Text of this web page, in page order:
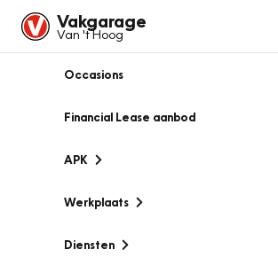
Vakgarage
Van 't Hoog
Occasions
Financial Lease aanbod
APK
Werkplaats
Diensten